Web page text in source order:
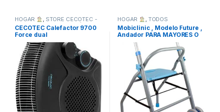
HOGAR , STORE CECOTEC -
DISTRIBUIDOR OFICIAL
,
TODOS
CECOTEC Calefactor 9700
Force dual
HOGAR , TODOS
Mobiclinic , Modelo Future ,
Andador PARA MAYORES O
MINUSVALIDOS